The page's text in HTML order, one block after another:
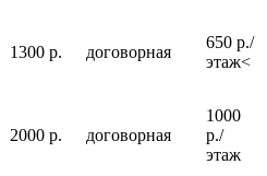
1300 р. договорная
650 р./
этаж<
2000 р. договорная
1000
р./
этаж